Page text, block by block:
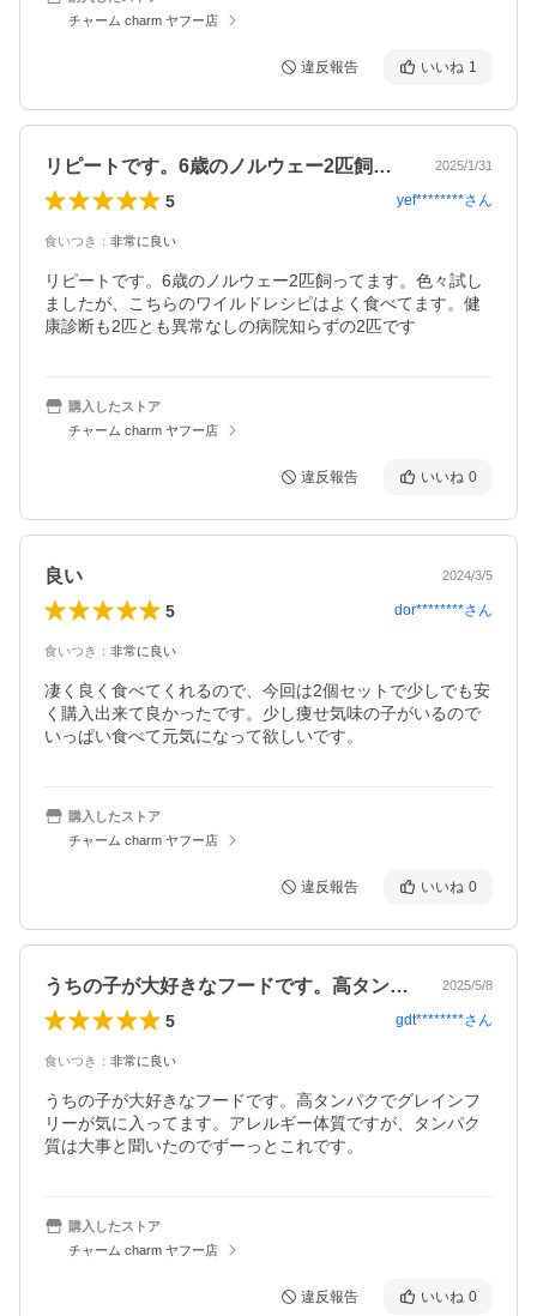
チャーム charm ヤフー店
違反報告 いいね 1
リピートです。6歳のノルウェー2匹飼っ… 2025/1/31
5 yef********さん
食いつき ： 非常に良い
リピートです。6歳のノルウェー2匹飼ってます。色々試し
ましたが、こちらのワイルドレシピはよく食べてます。健
康診断も2匹とも異常なしの病院知らずの2匹です
購入したストア
チャーム charm ヤフー店
違反報告 いいね 0
良い 2024/3/5
5 dor********さん
食いつき ： 非常に良い
凄く良く食べてくれるので、今回は2個セットで少しでも安
く購入出来て良かったです。少し痩せ気味の子がいるので
いっぱい食べて元気になって欲しいです。
購入したストア
チャーム charm ヤフー店
違反報告 いいね 0
うちの子が大好きなフードです。高タンパ… 2025/5/8
5 gdt********さん
食いつき ： 非常に良い
うちの子が大好きなフードです。高タンパクでグレインフ
リーが気に入ってます。アレルギー体質ですが、タンパク
質は大事と聞いたのでずーっとこれです。
購入したストア
チャーム charm ヤフー店
違反報告 いいね 0